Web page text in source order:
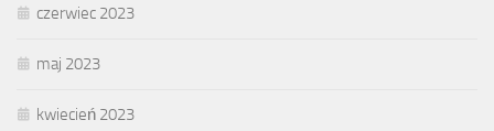
czerwiec 2023
maj 2023
kwiecień 2023